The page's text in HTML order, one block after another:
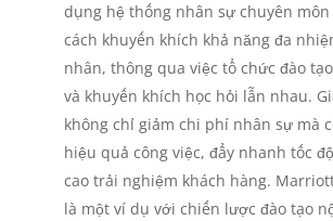
dụng hệ thống nhân sự chuyên môn
cách khuyến khích khả năng đa
nhân, thông qua việc tổ chức đào
và khuyến khích học hỏi lẫn nhau.
không chỉ giảm chi phí nhân sự mà
hiệu quả công việc, đẩy nhanh tốc
cao trải nghiệm khách hàng.
là một ví dụ với chiến lược đào tạo